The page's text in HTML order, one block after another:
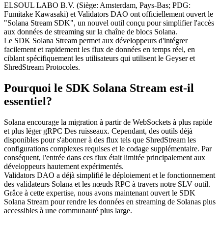
ELSOUL LABO B.V. (Siège: Amsterdam, Pays-Bas; PDG:
Fumitake Kawasaki) et Validators DAO ont officiellement ouvert le
"Solana Stream SDK", un nouvel outil conçu pour simplifier l'accès
aux données de streaming sur la chaîne de blocs Solana.
Le SDK Solana Stream permet aux développeurs d'intégrer
facilement et rapidement les flux de données en temps réel, en
ciblant spécifiquement les utilisateurs qui utilisent le Geyser et
ShredStream Protocoles.
Pourquoi le SDK Solana Stream est-il
essentiel?
Solana encourage la migration à partir de WebSockets à plus rapide
et plus léger gRPC Des ruisseaux. Cependant, des outils déjà
disponibles pour s'abonner à des flux tels que ShredStream les
configurations complexes requises et le codage supplémentaire. Par
conséquent, l'entrée dans ces flux était limitée principalement aux
développeurs hautement expérimentés.
Validators DAO a déjà simplifié le déploiement et le fonctionnement
des validateurs Solana et les nœuds RPC à travers notre SLV outil.
Grâce à cette expertise, nous avons maintenant ouvert le SDK
Solana Stream pour rendre les données en streaming de Solanas plus
accessibles à une communauté plus large.